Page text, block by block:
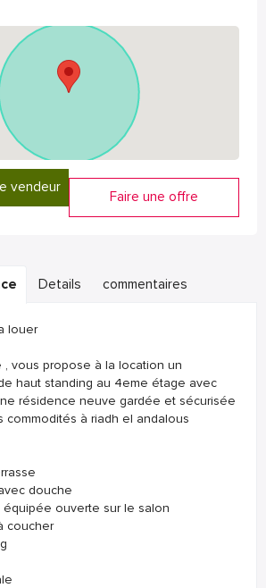
vendeur
Faire une offre
Details commentaires
louer
, vous propose à la location un
haut standing au 4eme étage avec
résidence neuve gardée et sécurisée
commodités à riadh el andalous
douche
ouverte sur le salon
coucher